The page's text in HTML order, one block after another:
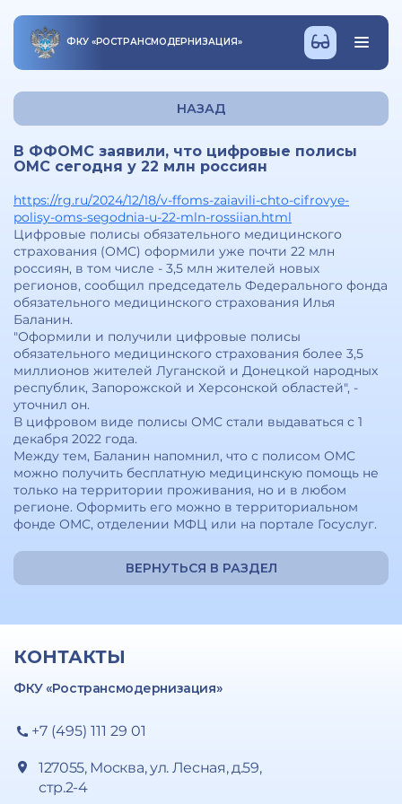
ФКУ «РОСТРАНСМОДЕРНИЗАЦИЯ»
НАЗАД
В ФФОМС заявили, что цифровые полисы
ОМС сегодня у 22 млн россиян
https://rg.ru/2024/12/18/v-ffoms-zaiavili-chto-cifrovye-
polisy-oms-segodnia-u-22-mln-rossiian.html
Цифровые полисы обязательного медицинского
страхования (ОМС) оформили уже почти 22 млн
россиян, в том числе - 3,5 млн жителей новых
регионов, сообщил председатель Федерального фонда
обязательного медицинского страхования Илья
Баланин.
"Оформили и получили цифровые полисы
обязательного медицинского страхования более 3,5
миллионов жителей Луганской и Донецкой народных
республик, Запорожской и Херсонской областей", -
уточнил он.
В цифровом виде полисы ОМС стали выдаваться с 1
декабря 2022 года.
Между тем, Баланин напомнил, что с полисом ОМС
можно получить бесплатную медицинскую помощь не
только на территории проживания, но и в любом
регионе. Оформить его можно в территориальном
фонде ОМС, отделении МФЦ или на портале Госуслуг.
ВЕРНУТЬСЯ В РАЗДЕЛ
КОНТАКТЫ
ФКУ «Ространсмодернизация»
+7 (495) 111 29 01
127055, Москва, ул. Лесная, д.59,
стр.2-4